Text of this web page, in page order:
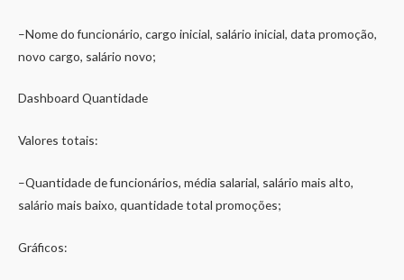
–Nome do funcionário, cargo inicial, salário inicial, data promoção,
novo cargo, salário novo;
Dashboard Quantidade
Valores totais:
–Quantidade de funcionários, média salarial, salário mais alto,
salário mais baixo, quantidade total promoções;
Gráficos: